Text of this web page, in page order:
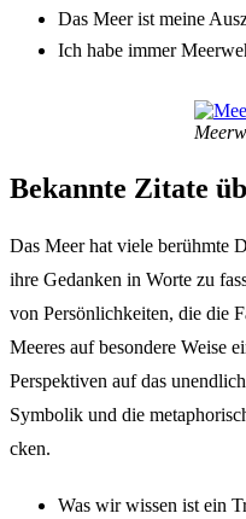
Das Meer ist meine
Ich habe immer
Bekann­te Zita­te
Das Meer hat viele berühm­te
ihre Gedan­ken in Worte zu
von Persön­lich­kei­ten, die die
Meeres auf beson­de­re Weise
Perspek­ti­ven auf das
Symbo­lik und die
cken.
Was wir wissen ist ein